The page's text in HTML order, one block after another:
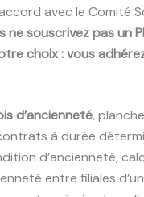
avec le Comité
ne souscrivez pas un
choix : vous
d’ancienneté,
à durée
d’ancienneté,
entre filiales